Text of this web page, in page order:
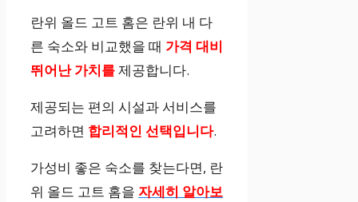
란위 올드 고트 홈은 란위 내 다
른 숙소와 비교했을 때 가격 대비
뛰어난 가치를제공합니다.
제공되는 편의 시설과 서비스를
고려하면 합리적인 선택입니다.
가성비 좋은 숙소를 찾는다면, 란
위 올드 고트 홈을 자세히 알아보